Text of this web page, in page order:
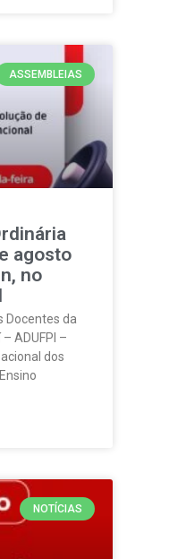
ASSEMBLEIAS
agosto
no
Docentes da
ADUFPI –
dos
NOTÍCIAS